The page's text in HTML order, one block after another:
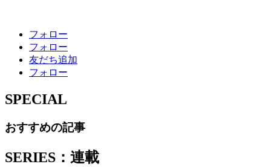
フォロー
フォロー
友だち追加
フォロー
SPECIAL
おすすめの記事
SERIES：連載